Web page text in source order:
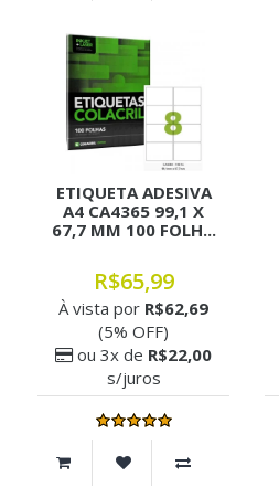
ETIQUETA ADESIVA
A4 CA4365 99,1 X
67,7 MM 100 FOLH...
R$65,99
À vista por R$62,69
(5% OFF)
ou 3x de R$22,00
s/juros